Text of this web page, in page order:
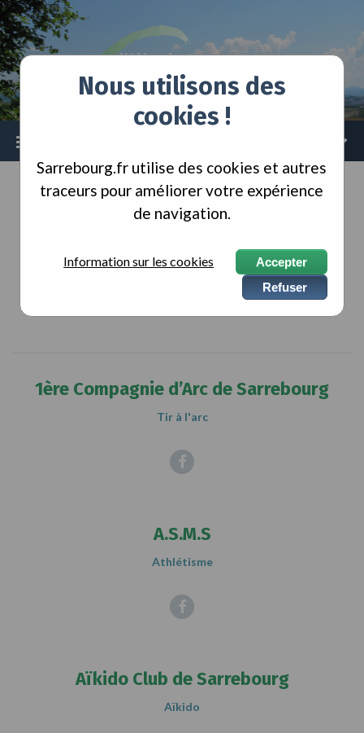
Nous utilisons des
cookies !
Sarrebourg.fr utilise des cookies et autres
traceurs pour améliorer votre expérience
de navigation.
Information sur les cookies
Accepter
Refuser
Skip
to
content
Skip
to
main
navigation
Skip
to
footer
ACCUEIL ASSOCIATIONS
NATURE
1ère Compagnie d’Arc de Sarrebourg
Tir à l'arc
Facebook
A.S.M.S
Athlétisme
Facebook
Aïkido Club de Sarrebourg
Aïkido